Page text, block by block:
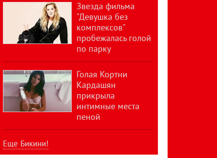
Звезда фильма
"Девушка без
комплексов"
пробежалась голой
по парку
Голая Кортни
Кардашян
прикрыла
интимные места
пеной
Еще Бикини!